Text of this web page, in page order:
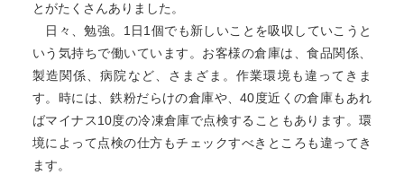
とがたくさんありました。
日々、勉強。1日1個でも新しいことを吸収していこうと
いう気持ちで働いています。お客様の倉庫は、食品関係、
製造関係、病院など、さまざま。作業環境も違ってきま
す。時には、鉄粉だらけの倉庫や、40度近くの倉庫もあれ
ばマイナス10度の冷凍倉庫で点検することもあります。環
境によって点検の仕方もチェックすべきところも違ってき
ます。